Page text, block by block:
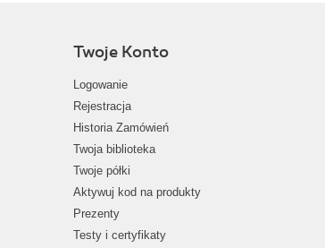
Twoje Konto
Logowanie
Rejestracja
Historia Zamówień
Twoja biblioteka
Twoje półki
Aktywuj kod na produkty
Prezenty
Testy i certyfikaty